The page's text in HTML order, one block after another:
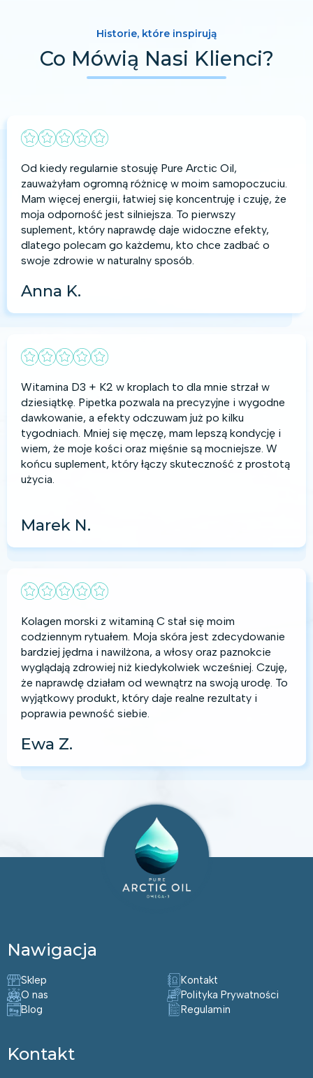
Historie, które inspirują
Co Mówią Nasi Klienci?
Od kiedy regularnie stosuję Pure Arctic Oil,
zauważyłam ogromną różnicę w moim samopoczuciu.
Mam więcej energii, łatwiej się koncentruję i czuję, że
moja odporność jest silniejsza. To pierwszy
suplement, który naprawdę daje widoczne efekty,
dlatego polecam go każdemu, kto chce zadbać o
swoje zdrowie w naturalny sposób.
Anna K.
Witamina D3 + K2 w kroplach to dla mnie strzał w
dziesiątkę. Pipetka pozwala na precyzyjne i wygodne
dawkowanie, a efekty odczuwam już po kilku
tygodniach. Mniej się męczę, mam lepszą kondycję i
wiem, że moje kości oraz mięśnie są mocniejsze. W
końcu suplement, który łączy skuteczność z prostotą
użycia.
Marek N.
Kolagen morski z witaminą C stał się moim
codziennym rytuałem. Moja skóra jest zdecydowanie
bardziej jędrna i nawilżona, a włosy oraz paznokcie
wyglądają zdrowiej niż kiedykolwiek wcześniej. Czuję,
że naprawdę działam od wewnątrz na swoją urodę. To
wyjątkowy produkt, który daje realne rezultaty i
poprawia pewność siebie.
Ewa Z.
Nawigacja
Sklep
O nas
Blog
Kontakt
Polityka Prywatności
Regulamin
Kontakt